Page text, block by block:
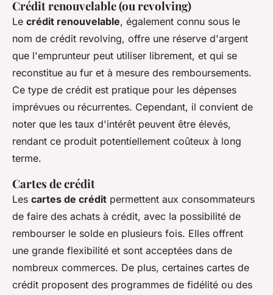
Crédit renouvelable (ou revolving)
Le crédit renouvelable, également connu sous le
nom de crédit revolving, offre une réserve d'argent
que l'emprunteur peut utiliser librement, et qui se
reconstitue au fur et à mesure des remboursements.
Ce type de crédit est pratique pour les dépenses
imprévues ou récurrentes. Cependant, il convient de
noter que les taux d'intérêt peuvent être élevés,
rendant ce produit potentiellement coûteux à long
terme.
Cartes de crédit
Les cartes de crédit permettent aux consommateurs
de faire des achats à crédit, avec la possibilité de
rembourser le solde en plusieurs fois. Elles offrent
une grande flexibilité et sont acceptées dans de
nombreux commerces. De plus, certaines cartes de
crédit proposent des programmes de fidélité ou des